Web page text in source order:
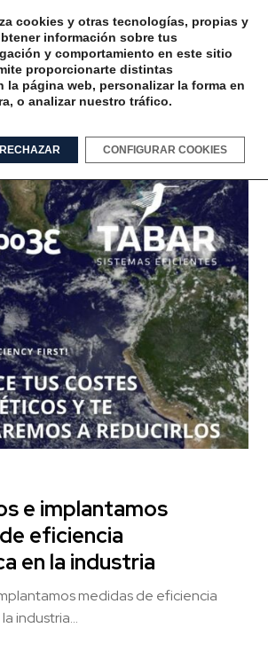
e implantamos
eficiencia
en la industria
medidas de eficiencia
industria...
cookies y otras tecnologías, propias y
información sobre tus
y comportamiento en este sitio
proporcionarte distintas
la página web, personalizar la forma en
o analizar nuestro tráfico.
RECHAZAR CONFIGURAR COOKIES